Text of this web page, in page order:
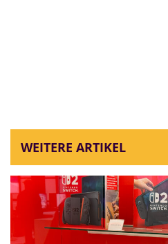
WEITERE ARTIKEL